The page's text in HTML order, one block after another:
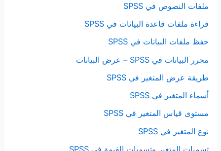
ملفات النصوص في SPSS
قراءة ملفات قاعدة البيانات في SPSS
حفظ ملفات البيانات في SPSS
محرر البيانات في SPSS – عرض البيانات
طريقة عرض المتغير في SPSS
أسماء المتغير في SPSS
مستوى قياس المتغير في SPSS
نوع المتغير في SPSS
تسميات المتغير وتسميات القيمة في SPSS